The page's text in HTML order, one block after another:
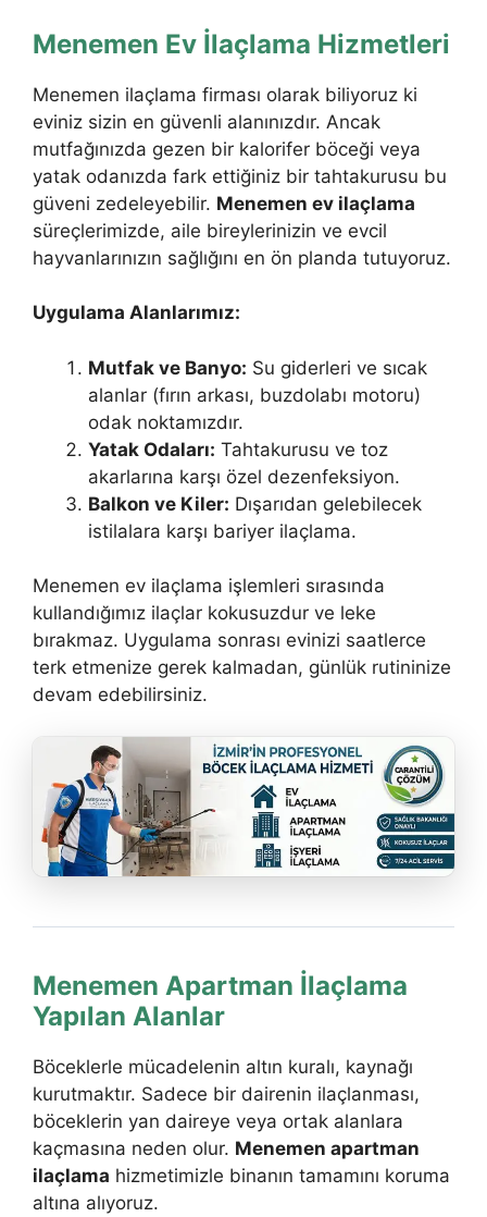
Menemen Ev İlaçlama Hizmetleri
Menemen ilaçlama firması olarak biliyoruz ki
eviniz sizin en güvenli alanınızdır. Ancak
mutfağınızda gezen bir kalorifer böceği veya
yatak odanızda fark ettiğiniz bir tahtakurusu bu
güveni zedeleyebilir. Menemen ev ilaçlama
süreçlerimizde, aile bireylerinizin ve evcil
hayvanlarınızın sağlığını en ön planda tutuyoruz.
Uygulama Alanlarımız:
Mutfak ve Banyo: Su giderleri ve sıcak
alanlar (fırın arkası, buzdolabı motoru)
odak noktamızdır.
Yatak Odaları: Tahtakurusu ve toz
akarlarına karşı özel dezenfeksiyon.
Balkon ve Kiler: Dışarıdan gelebilecek
istilalara karşı bariyer ilaçlama.
Menemen ev ilaçlama işlemleri sırasında
kullandığımız ilaçlar kokusuzdur ve leke
bırakmaz. Uygulama sonrası evinizi saatlerce
terk etmenize gerek kalmadan, günlük rutininize
devam edebilirsiniz.
Menemen Apartman İlaçlama
Yapılan Alanlar
Böceklerle mücadelenin altın kuralı, kaynağı
kurutmaktır. Sadece bir dairenin ilaçlanması,
böceklerin yan daireye veya ortak alanlara
kaçmasına neden olur. Menemen apartman
ilaçlama hizmetimizle binanın tamamını koruma
altına alıyoruz.